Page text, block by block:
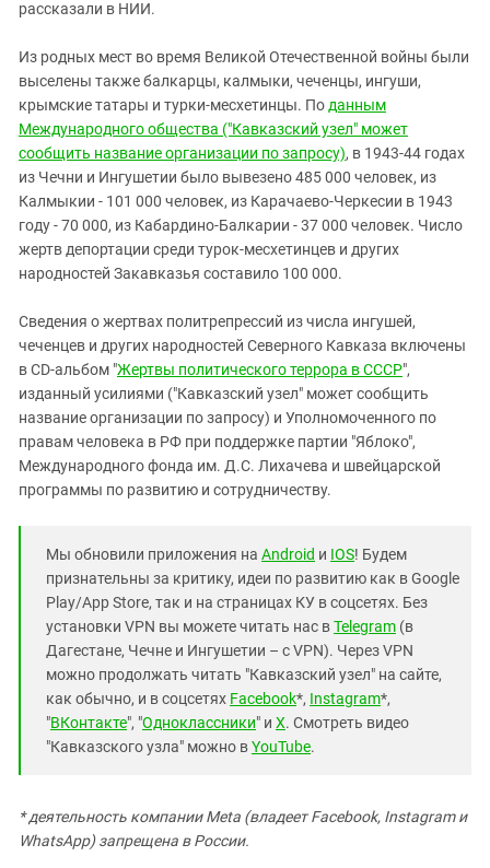
рассказали в НИИ.
Из родных мест во время Великой Отечественной войны были
выселены также балкарцы, калмыки, чеченцы, ингуши,
крымские татары и турки-месхетинцы. По данным
Международного общества ("Кавказский узел" может
сообщить название организации по запросу), в 1943-44 годах
из Чечни и Ингушетии было вывезено 485 000 человек, из
Калмыкии - 101 000 человек, из Карачаево-Черкесии в 1943
году - 70 000, из Кабардино-Балкарии - 37 000 человек. Число
жертв депортации среди турок-месхетинцев и других
народностей Закавказья составило 100 000.
Сведения о жертвах политрепрессий из числа ингушей,
чеченцев и других народностей Северного Кавказа включены
в CD-альбом "Жертвы политического террора в СССР",
изданный усилиями ("Кавказский узел" может сообщить
название организации по запросу) и Уполномоченного по
правам человека в РФ при поддержке партии "Яблоко",
Международного фонда им. Д.С. Лихачева и швейцарской
программы по развитию и сотрудничеству.
Мы обновили приложения на Android и IOS! Будем
признательны за критику, идеи по развитию как в Google
Play/App Store, так и на страницах КУ в соцсетях. Без
установки VPN вы можете читать нас вTelegram (в
Дагестане, Чечне и Ингушетии – с VPN). Через VPN
можно продолжать читать "Кавказский узел" на сайте,
как обычно, и в соцсетях Facebook*, Instagram*,
"ВКонтакте", "Одноклассники" и X. Смотреть видео
"Кавказского узла" можно вYouTube.
* деятельность компании Meta (владеет Facebook, Instagram и
WhatsApp) запрещена в России.